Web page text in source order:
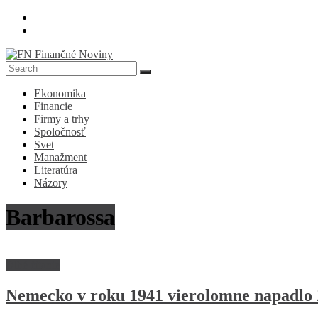
Skip
FN
Finančné
Noviny
Denník
ekonomike
spoločnosti
Ekonomika
Financie
Firmy a trhy
Spoločnosť
Svet
Manažment
Literatúra
Názory
Barbarossa
Nemecko v roku 1941 vierolomne napadlo